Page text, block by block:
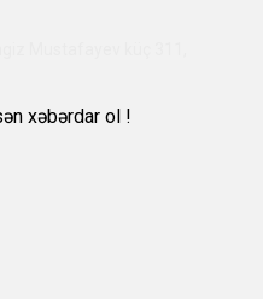
xəbərdar ol !